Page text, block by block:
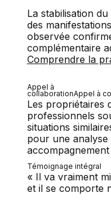
La stabilisation
des
observée
complémentaire
Comprendre la
Appel à
collaborationAppel à
Les propriétaires
professionnels
situations
pour une analyse
Témoignage intégral
« Il va vraiment
et il se comporte